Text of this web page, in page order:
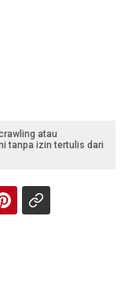
atau
tanpa izin tertulis dari